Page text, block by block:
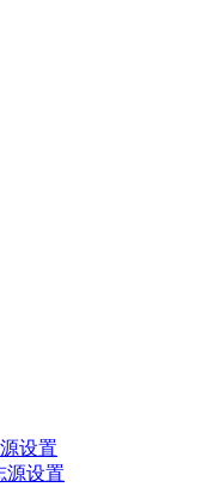
设置
源设置